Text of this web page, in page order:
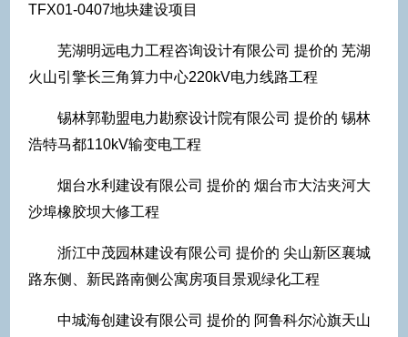
TFX01-0407地块建设项目
芜湖明远电力工程咨询设计有限公司 提价的 芜湖
火山引擎长三角算力中心220kV电力线路工程
锡林郭勒盟电力勘察设计院有限公司 提价的 锡林
浩特马都110kV输变电工程
烟台水利建设有限公司 提价的 烟台市大沽夹河大
沙埠橡胶坝大修工程
浙江中茂园林建设有限公司 提价的 尖山新区襄城
路东侧、新民路南侧公寓房项目景观绿化工程
中城海创建设有限公司 提价的 阿鲁科尔沁旗天山